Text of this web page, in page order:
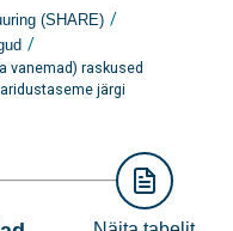
(SHARE) /
/
vanemad) raskused
järgi